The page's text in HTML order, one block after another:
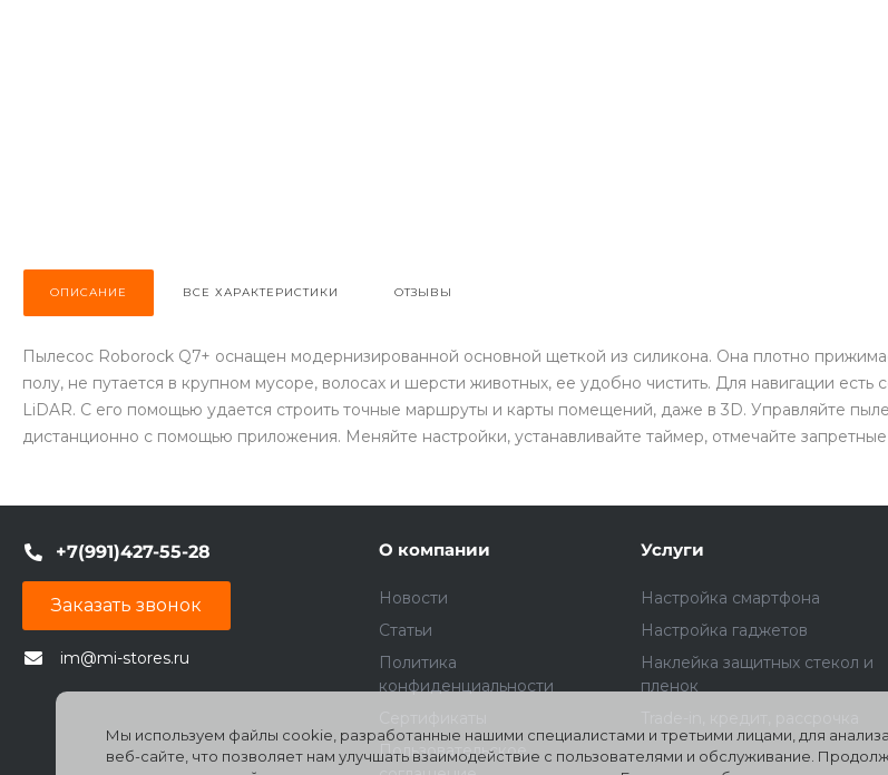
Подробнееоб оплате Плайтом
25
Остались вопросы?
8 800 302-02-51
plait.ru
ОПИСАНИЕ ВСЕ ХАРАКТЕРИСТИКИ ОТЗЫВЫ
Пылесос Roborock Q7+ оснащен модернизированной основной щеткой из силикона. Она плотно
полу, не путается в крупном мусоре, волосах и шерсти животных, ее удобно чистить. Для навигации есть
LiDAR. С его помощью удается строить точные маршруты и карты помещений, даже в 3D. Управляйте
дистанционно с помощью приложения. Меняйте настройки, устанавливайте таймер, отмечайте
+7(991)427-55-28
Заказать звонок
im@mi-stores.ru
О компании
Новости
Статьи
Политика
конфиденциальности
Пользовательское
Услуги
Настройка смартфона
Настройка гаджетов
Наклейка защитных стекол и
пленок
Мы используем файлы cookie, разработанные нашими специалистами и третьими лицами, для
веб-сайте, что позволяет нам улучшать взаимодействие с пользователями и обслуживание.